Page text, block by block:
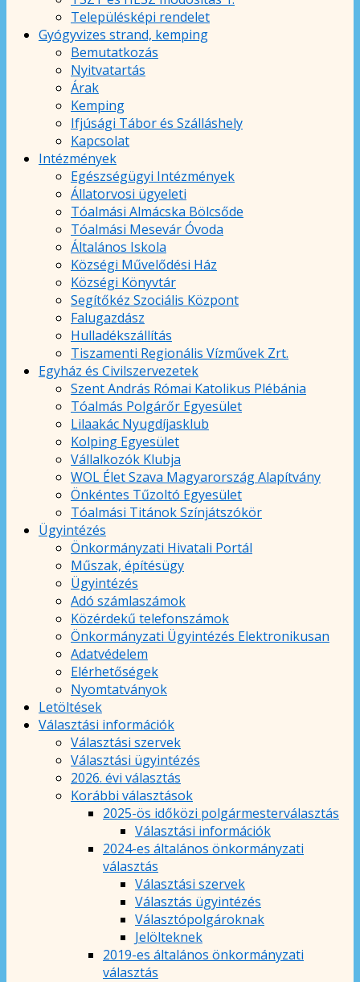
Településképi rendelet
Gyógyvizes strand, kemping
Bemutatkozás
Nyitvatartás
Árak
Kemping
Ifjúsági Tábor és Szálláshely
Kapcsolat
Intézmények
Egészségügyi Intézmények
Állatorvosi ügyeleti
Tóalmási Almácska Bölcsőde
Tóalmási Mesevár Óvoda
Általános Iskola
Községi Művelődési Ház
Községi Könyvtár
Segítőkéz Szociális Központ
Falugazdász
Hulladékszállítás
Tiszamenti Regionális Vízművek Zrt.
Egyház és Civilszervezetek
Szent András Római Katolikus Plébánia
Tóalmás Polgárőr Egyesület
Lilaakác Nyugdíjasklub
Kolping Egyesület
Vállalkozók Klubja
WOL Élet Szava Magyarország Alapítvány
Önkéntes Tűzoltó Egyesület
Tóalmási Titánok Színjátszókör
Ügyintézés
Önkormányzati Hivatali Portál
Műszak, építésügy
Ügyintézés
Adó számlaszámok
Közérdekű telefonszámok
Önkormányzati Ügyintézés Elektronikusan
Adatvédelem
Elérhetőségek
Nyomtatványok
Letöltések
Választási információk
Választási szervek
Választási ügyintézés
2026. évi választás
Korábbi választások
2025-ös időközi polgármesterválasztás
Választási információk
2024-es általános önkormányzati
választás
Választási szervek
Választás ügyintézés
Választópolgároknak
Jelölteknek
2019-es általános önkormányzati
választás